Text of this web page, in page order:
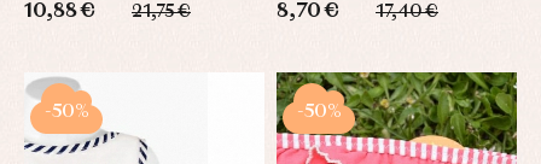
10,88 € 21,75 € 8,70 € 17,40 €
-50% -50%